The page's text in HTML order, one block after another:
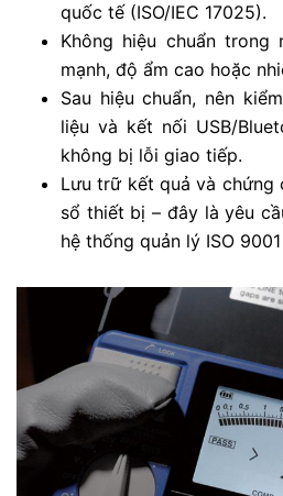
quốc tế (ISO/IEC 17025).
Không hiệu chuẩn
mạnh, độ ẩm cao hoặc
Sau hiệu chuẩn, nên
liệu và kết nối USB/
không bị lỗi giao tiếp.
Lưu trữ kết quả và chứng
sổ thiết bị – đây là yêu
hệ thống quản lý ISO 9001